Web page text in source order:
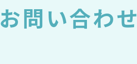
お問い合わせ